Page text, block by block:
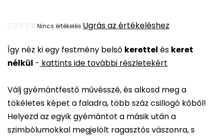
Így néz ki egy festmény belső kerettel és keret
nélkül - kattints ide további részletekért
Válj gyémántfestő művésszé, és alkosd meg a
tökéletes képet a faladra, több száz csillogó kőből!
Helyezd az egyik gyémántot a másik után a
szimbólumokkal megjelölt ragasztós vászonra, s
A
átlagos
értékelése
ből
0,0
csillag.
Nincs értékelés Ugrás az értékeléshez